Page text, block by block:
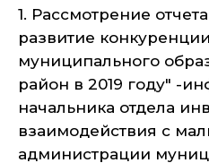
1. Рассмотрение
развитие
муниципального
район в 2019 году" -
начальника отдела
взаимодействия с
администрации